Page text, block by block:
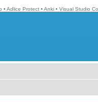
• Adlice Protect • Anki • Visual Studio